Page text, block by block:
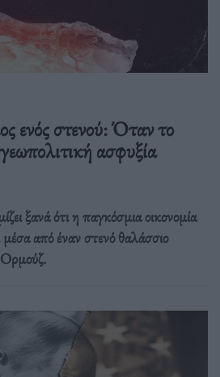
ενός στενού: Όταν το
ασφυξία
ξανά ότι η παγκόσμια οικονομία
μέσα από έναν στενό θαλάσσιο